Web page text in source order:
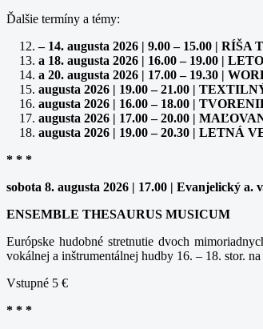
Ďalšie termíny a témy:
– 14. augusta 2026 | 9.00 – 15.00 | RÍŠA
a 18. augusta 2026 | 16.00 – 19.00 |
a 20. augusta 2026 | 17.00 – 19.30 |
augusta 2026 | 19.00 – 21.00 |
augusta 2026 | 16.00 – 18.00 |
augusta 2026 | 17.00 – 20.00 |
augusta 2026 | 19.00 – 20.30 | LETNÁ
* * *
sobota 8. augusta 2026 | 17.00 | Evanjelický a.
ENSEMBLE THESAURUS MUSICUM
Európske hudobné stretnutie dvoch
vokálnej a inštrumentálnej hudby 16. – 18. stor.
Vstupné 5 €
* * *